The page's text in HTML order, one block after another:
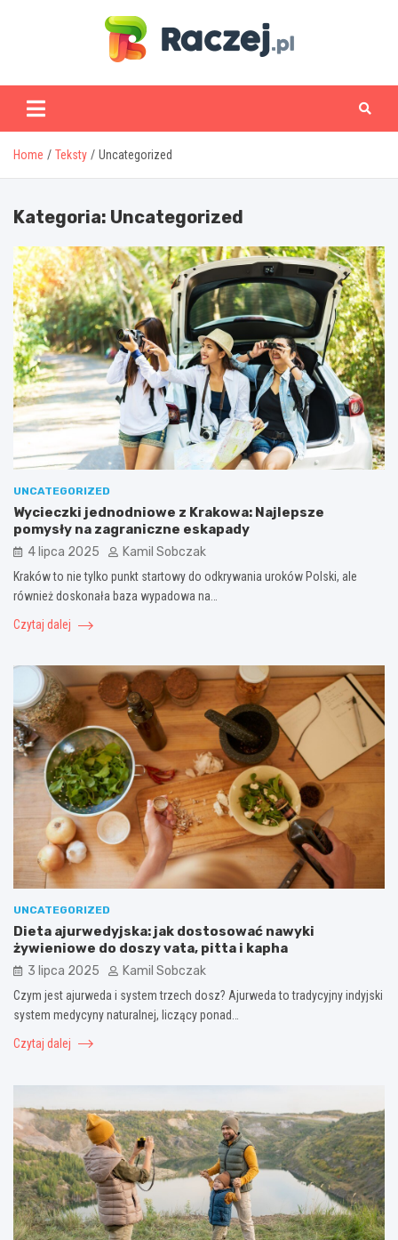
www.raczej.pl
Home Teksty Uncategorized
Kategoria: Uncategorized
UNCATEGORIZED
Wycieczki jednodniowe z Krakowa: Najlepsze
pomysły na zagraniczne eskapady
4 lipca 2025 Kamil Sobczak
Kraków to nie tylko punkt startowy do odkrywania uroków Polski, ale
również doskonała baza wypadowa na…
Czytaj dalej
UNCATEGORIZED
Dieta ajurwedyjska: jak dostosować nawyki
żywieniowe do doszy vata, pitta i kapha
3 lipca 2025 Kamil Sobczak
Czym jest ajurweda i system trzech dosz? Ajurweda to tradycyjny indyjski
system medycyny naturalnej, liczący ponad…
Czytaj dalej